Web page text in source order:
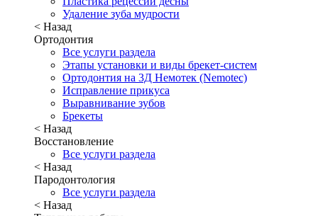
Удаление зуба мудрости
< Назад
Ортодонтия
Все услуги раздела
Этапы установки и виды брекет-систем
Ортодонтия на 3Д Немотек (Nemotec)
Исправление прикуса
Выравнивание зубов
Брекеты
< Назад
Восстановление
Все услуги раздела
< Назад
Пародонтология
Все услуги раздела
< Назад